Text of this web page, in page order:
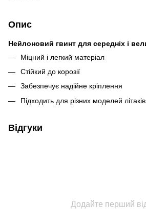
Опис
Нейлоновий гвинт для середніх і
Міцний і легкий матеріал
Стійкий до корозії
Забезпечує надійне кріплення
Підходить для різних моделей літаків
Відгуки
Додайте перший